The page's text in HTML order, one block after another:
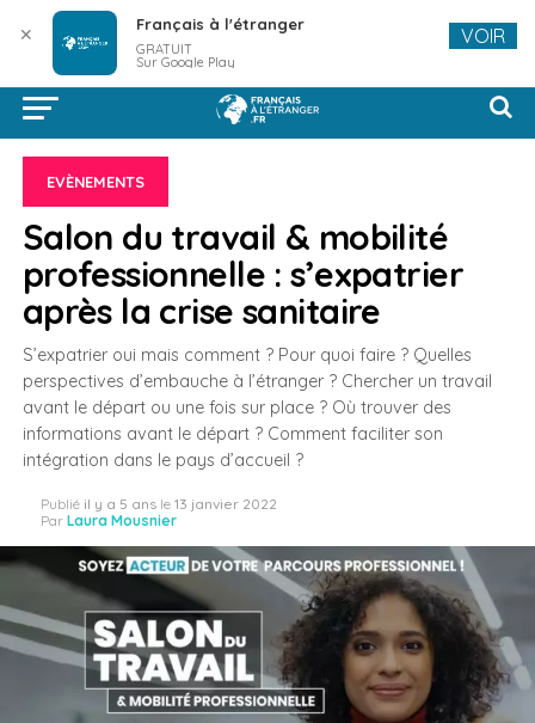
EVÈNEMENTS
Salon du travail & mobilité
professionnelle : s’expatrier
après la crise sanitaire
S’expatrier oui mais comment ? Pour quoi faire ? Quelles
perspectives d’embauche à l’étranger ? Chercher un travail
avant le départ ou une fois sur place ? Où trouver des
informations avant le départ ? Comment faciliter son
intégration dans le pays d’accueil ?
Publié il y a 5 ans le 13 janvier 2022
Par Laura Mousnier
✕ Français à l'étranger
GRATUIT
Sur Google Play
VOIR